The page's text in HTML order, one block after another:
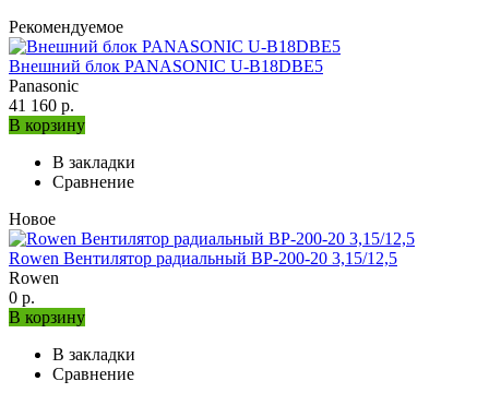
Рекомендуемое
Внешний блок PANASONIC U-B18DBE5
Panasonic
41 160 р.
В корзину
В закладки
Сравнение
Новое
Rowen Вентилятор радиальный ВР-200-20 3,15/12,5
Rowen
0 р.
В корзину
В закладки
Сравнение